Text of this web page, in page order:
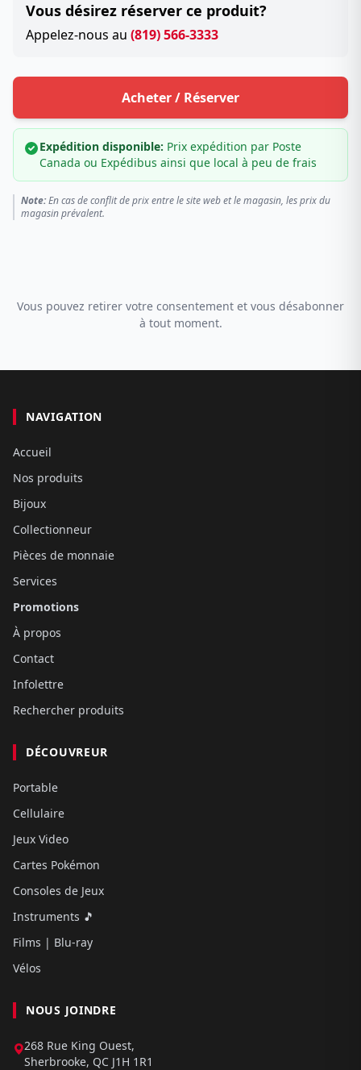
Vous désirez réserver ce produit?
Appelez-nous au (819) 566-3333
Acheter / Réserver
Expédition disponible: Prix expédition par Poste
Canada ou Expédibus ainsi que local à peu de frais
Note:En cas de conflit de prix entre le site web et le magasin, les prix du
magasin prévalent.
Vous pouvez retirer votre consentement et vous désabonner
à tout moment.
NAVIGATION
Accueil
Nos produits
Bijoux
Collectionneur
Pièces de monnaie
Services
Promotions
À propos
Contact
Infolettre
Rechercher produits
DÉCOUVREUR
Portable
Cellulaire
Jeux Video
Cartes Pokémon
Consoles de Jeux
Instruments 🎵
Films | Blu-ray
Vélos
NOUS JOINDRE
268 Rue King Ouest,
Sherbrooke, QC J1H 1R1